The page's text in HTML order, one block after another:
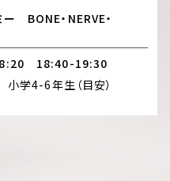
ー BONE・NERVE・
18:40-19:30
4-6年生（目安）